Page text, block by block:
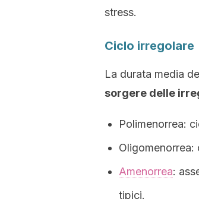
stress.
Ciclo irregolare
La durata media
sorgere delle
Polimenorrea:
Oligomenorrea:
Amenorrea:
tipici.